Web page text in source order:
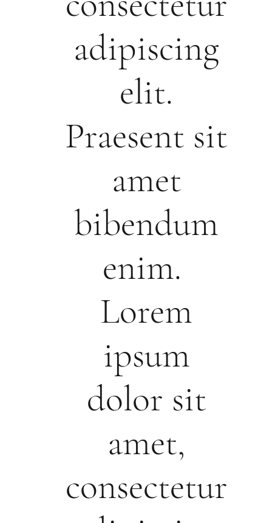
adipiscing
elit.
Praesent sit
amet
bibendum
enim.
Lorem
ipsum
dolor sit
amet,
consectetur